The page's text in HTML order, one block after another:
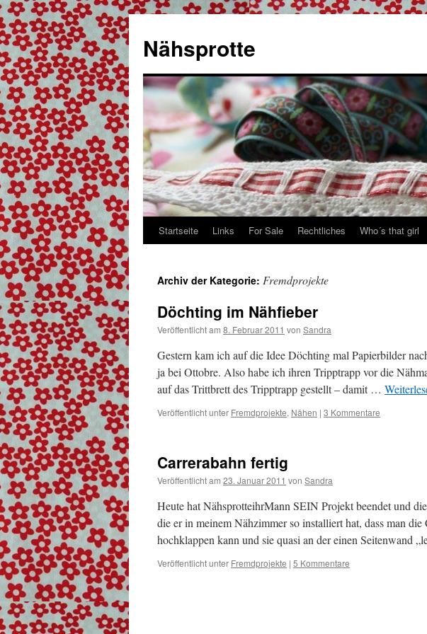
springen
Nähsprotte
Startseite Links For Sale Rechtliches Who´s that girl
Archiv der Kategorie: Fremdprojekte
Döchting im Nähfieber
Veröffentlicht am 8. Februar 2011 von Sandra
Gestern kam ich auf die Idee Döchting mal Papierbilder
ja bei Ottobre. Also habe ich ihren Tripptrapp vor die
auf das Trittbrett des Tripptrapp gestellt – damit …
Veröffentlicht unter Fremdprojekte, Nähen | 3 Kommentare
Carrerabahn fertig
Veröffentlicht am 23. Januar 2011 von Sandra
Heute hat NähsprotteihrMann SEIN Projekt beendet und
die er in meinem Nähzimmer so installiert hat, dass man
hochklappen kann und sie quasi an der einen Seitenwand
Veröffentlicht unter Fremdprojekte | 5 Kommentare